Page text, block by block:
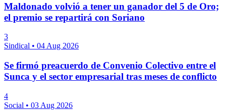
Maldonado volvió a tener un ganador del 5 de Oro;
el premio se repartirá con Soriano
3
Sindical • 04 Aug 2026
Se firmó preacuerdo de Convenio Colectivo entre el
Sunca y el sector empresarial tras meses de conflicto
4
Social • 03 Aug 2026